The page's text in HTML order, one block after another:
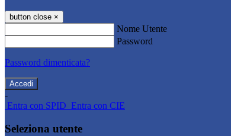
button close ×
Nome Utente
Password
Password dimenticata?
-
Entra con SPID Entra con CIE
Seleziona utente